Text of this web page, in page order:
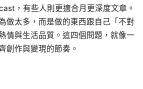
，有些人則更適合月更深度文章。
做太多，而是做的東西跟自己「不對
情與生活品質。這四個問題，就像一
創作與變現的節奏。